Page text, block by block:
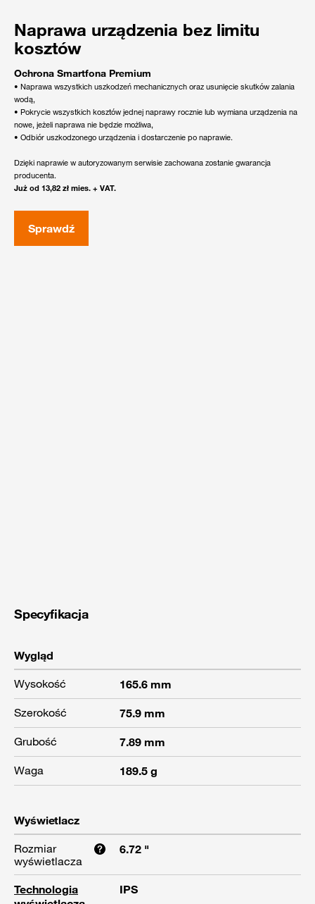
Naprawa urządzenia bez limitu
kosztów
Ochrona Smartfona Premium
• Naprawa wszystkich uszkodzeń mechanicznych oraz usunięcie skutków zalania
wodą,
• Pokrycie wszystkich kosztów jednej naprawy rocznie lub wymiana urządzenia na
nowe, jeżeli naprawa nie będzie możliwa,
• Odbiór uszkodzonego urządzenia i dostarczenie po naprawie.
Dzięki naprawie w autoryzowanym serwisie zachowana zostanie gwarancja
producenta.
Już od 13,82 zł mies. + VAT.
Sprawdź
Specyfikacja
Wygląd
Wysokość
165.6 mm
Szerokość
75.9 mm
Grubość
7.89 mm
Waga
189.5 g
Wyświetlacz
Rozmiar
wyświetlacza
6.72 "
Technologia
IPS